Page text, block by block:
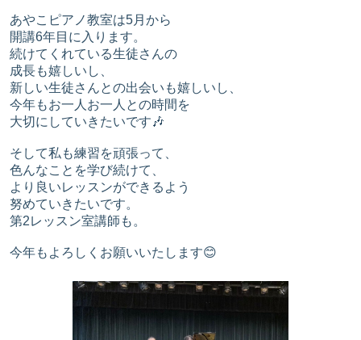
あやこピアノ教室は5月から
開講6年目に入ります。
続けてくれている生徒さんの
成長も嬉しいし、
新しい生徒さんとの出会いも嬉しいし、
今年もお一人お一人との時間を
大切にしていきたいです🎶
そして私も練習を頑張って、
色んなことを学び続けて、
より良いレッスンができるよう
努めていきたいです。
第2レッスン室講師も。
今年もよろしくお願いいたします😊